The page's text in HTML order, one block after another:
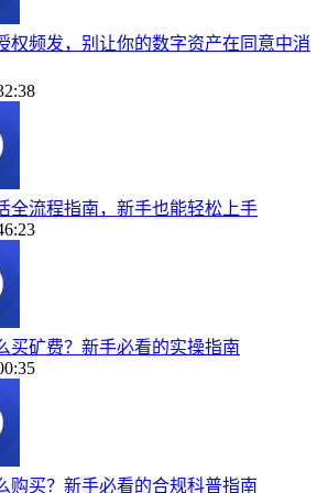
权频发，别让你的数字资产在同意中消
全流程指南，新手也能轻松上手
买矿费？新手必看的实操指南
购买？新手必看的合规科普指南